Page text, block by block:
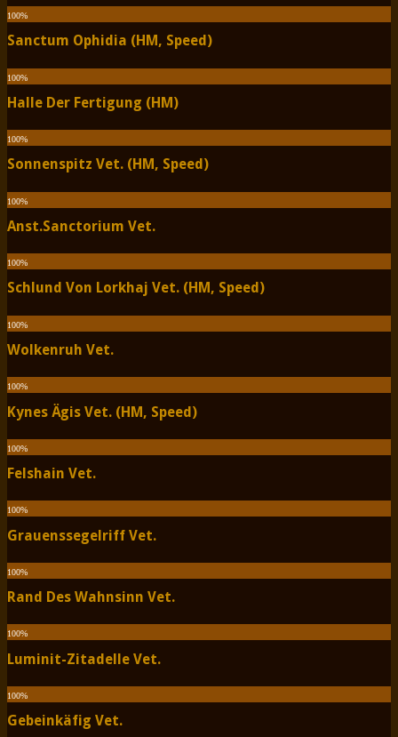
100%
Sanctum Ophidia (HM, Speed)
100%
Halle Der Fertigung (HM)
100%
Sonnenspitz Vet. (HM, Speed)
100%
Anst.Sanctorium Vet.
100%
Schlund Von Lorkhaj Vet. (HM, Speed)
100%
Wolkenruh Vet.
100%
Kynes Ägis Vet. (HM, Speed)
100%
Felshain Vet.
100%
Grauenssegelriff Vet.
100%
Rand Des Wahnsinn Vet.
100%
Luminit-Zitadelle Vet.
100%
Gebeinkäfig Vet.